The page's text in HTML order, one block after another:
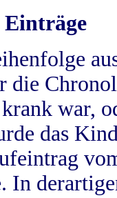
Einträge
die
war,
das
In